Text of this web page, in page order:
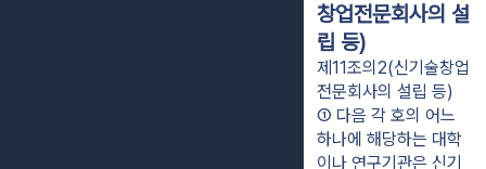
창업전문회사의 설
립 등)
제11조의2(신기술창업
전문회사의 설립 등)
① 다음 각 호의 어느
하나에 해당하는 대학
이나 연구기관은 신기